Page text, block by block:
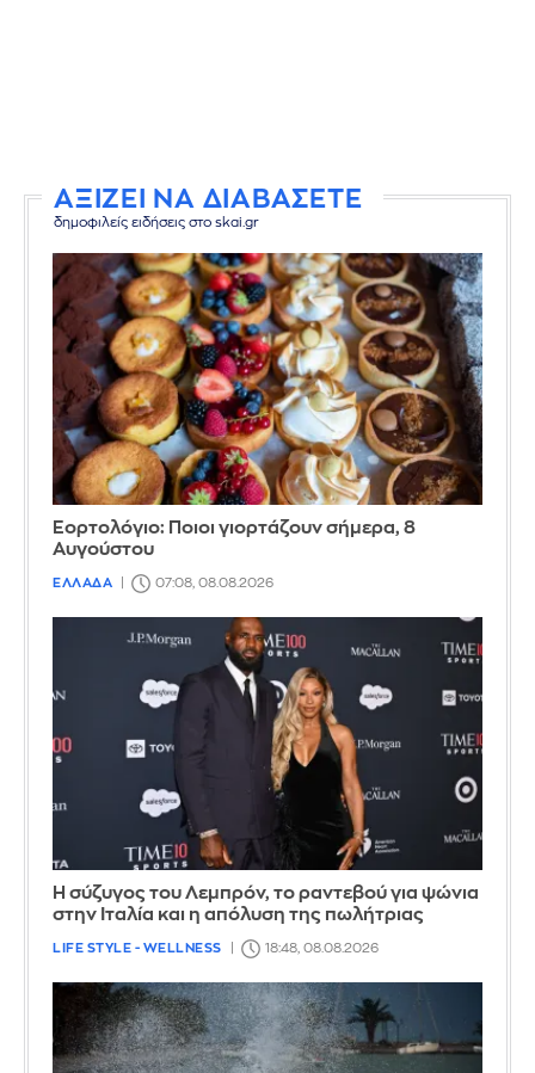
ΑΞΙΖΕΙ ΝΑ ΔΙΑΒΑΣΕΤΕ
δημοφιλείς ειδήσεις στο skai.gr
Εορτολόγιο: Ποιοι γιορτάζουν σήμερα, 8
Αυγούστου
ΕΛΛΑΔΑ 07:08, 08.08.2026
Η σύζυγος του Λεμπρόν, το ραντεβού για ψώνια
στην Ιταλία και η απόλυση της πωλήτριας
LIFE STYLE - WELLNESS 18:48, 08.08.2026